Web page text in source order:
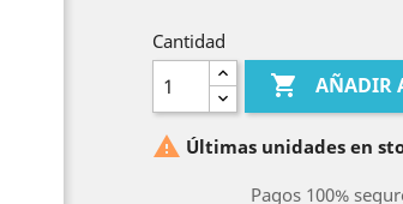
Cantidad
 AÑADIR
 Últimas unidades en
Pagos 100%